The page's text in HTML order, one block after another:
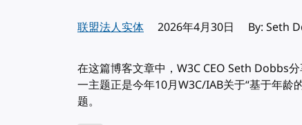
联盟法人实体 发布:
2026年4月30日 By: Seth
在这篇博客文章中，W3C CEO Seth Dobbs
一主题正是今年10月W3C/IAB关于“基于年龄
题。